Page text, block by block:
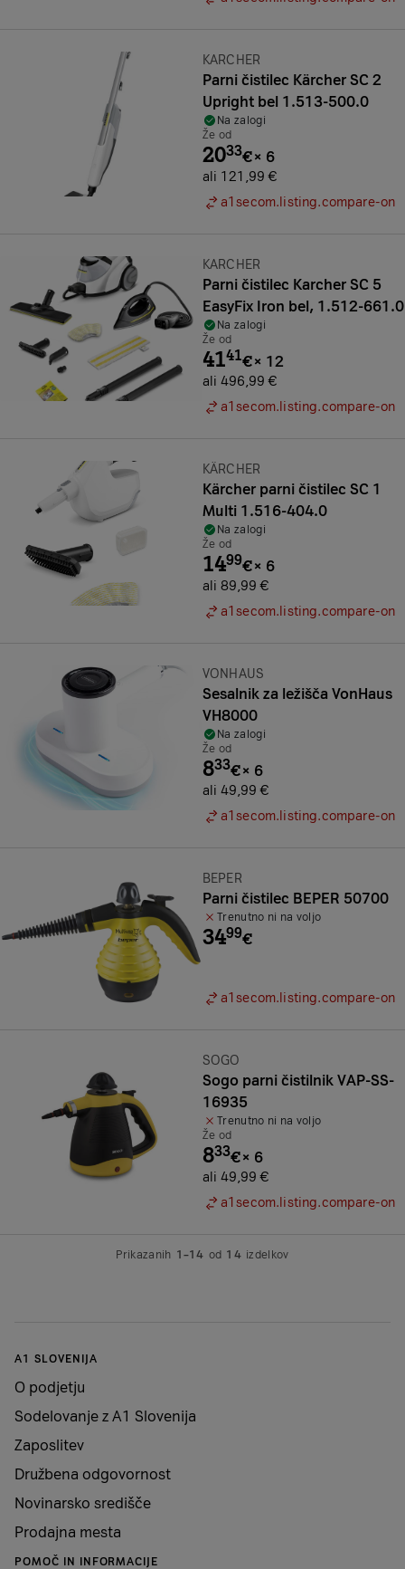
Znamka:
KARCHER
Parni čistilec Kärcher SC 2
Upright bel 1.513-500.0
Na zalogi
Že od
2033€× 6
ali 121,99 €
a1secom.listing.compare-on
Znamka:
KARCHER
Parni čistilec Karcher SC 5
EasyFix Iron bel, 1.512-661.0
Na zalogi
Že od
4141€× 12
ali 496,99 €
a1secom.listing.compare-on
Znamka:
KÄRCHER
Kärcher parni čistilec SC 1
Multi 1.516-404.0
Na zalogi
Že od
1499€× 6
ali 89,99 €
a1secom.listing.compare-on
Znamka:
VONHAUS
Sesalnik za ležišča VonHaus
VH8000
Na zalogi
Že od
833€× 6
ali 49,99 €
a1secom.listing.compare-on
Znamka:
BEPER
Parni čistilec BEPER 50700
Trenutno ni na voljo
3499€
a1secom.listing.compare-on
Znamka:
SOGO
Sogo parni čistilnik VAP-SS-
16935
Trenutno ni na voljo
Že od
833€× 6
ali 49,99 €
a1secom.listing.compare-on
Prikazanih 1–14 od 14 izdelkov
A1 SLOVENIJA
O podjetju
Sodelovanje z A1 Slovenija
Zaposlitev
Družbena odgovornost
Novinarsko središče
Prodajna mesta
POMOČ IN INFORMACIJE